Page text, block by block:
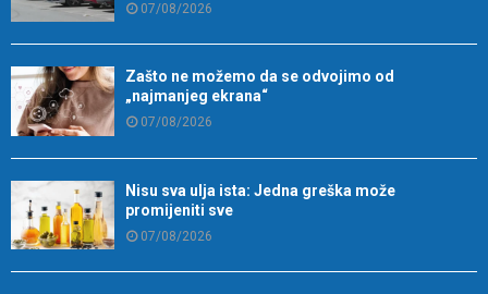
07/08/2026
Zašto ne možemo da se odvojimo od
„najmanjeg ekrana“
07/08/2026
Nisu sva ulja ista: Jedna greška može
promijeniti sve
07/08/2026